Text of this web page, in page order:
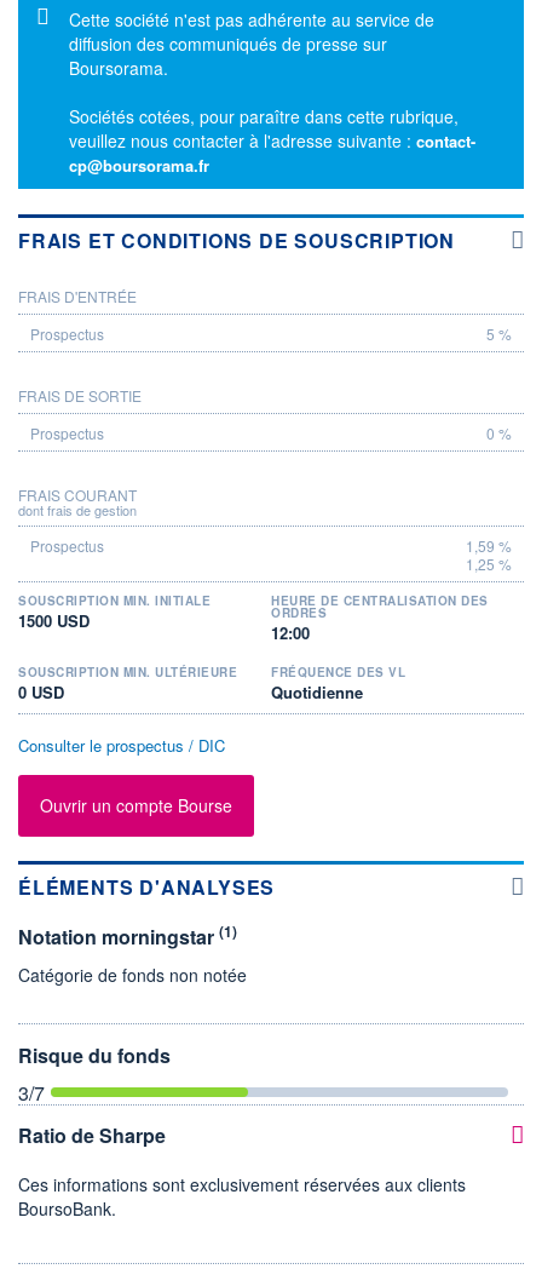
Message d'information
Cette société n'est pas adhérente au service de
diffusion des communiqués de presse sur
Boursorama.
Sociétés cotées, pour paraître dans cette rubrique,
veuillez nous contacter à l'adresse suivante : contact-
cp@boursorama.fr
FRAIS ET CONDITIONS DE SOUSCRIPTION
PROSPECTUS
FRAIS D'ENTRÉE
5 %
FRAIS DE SORTIE
0 %
FRAIS COURANT
dont frais de gestion
1,59 %
1,25 %
SOUSCRIPTION MIN. INITIALE
1500 USD
HEURE DE CENTRALISATION DES
ORDRES
12:00
SOUSCRIPTION MIN. ULTÉRIEURE
0 USD
FRÉQUENCE DES VL
Quotidienne
Consulter le prospectus / DIC
Ouvrir un compte Bourse
ÉLÉMENTS D'ANALYSES
Notation morningstar (1)
Catégorie de fonds non notée
Risque du fonds
3/7
Ratio de Sharpe
Ces informations sont exclusivement réservées aux clients
BoursoBank.